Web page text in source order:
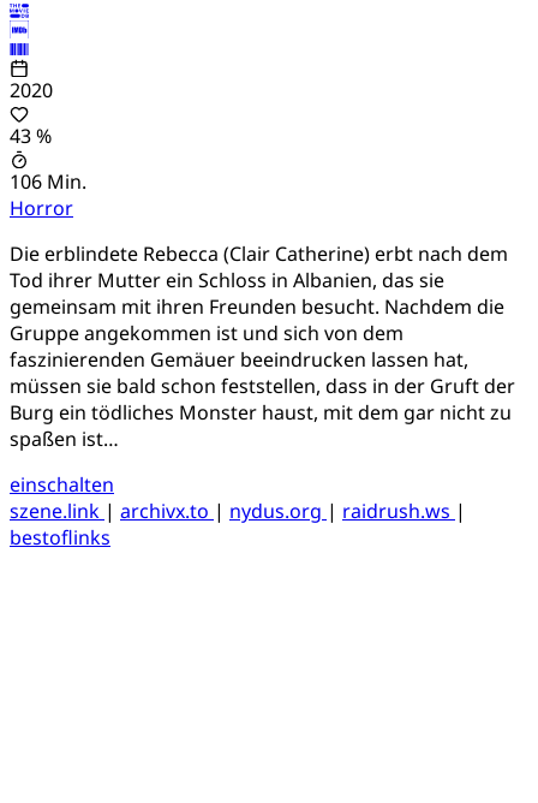
2020
43 %
106 Min.
Horror
Die erblindete Rebecca (Clair Catherine) erbt nach dem
Tod ihrer Mutter ein Schloss in Albanien, das sie
gemeinsam mit ihren Freunden besucht. Nachdem die
Gruppe angekommen ist und sich von dem
faszinierenden Gemäuer beeindrucken lassen hat,
müssen sie bald schon feststellen, dass in der Gruft der
Burg ein tödliches Monster haust, mit dem gar nicht zu
spaßen ist…
einschalten
szene.link | archivx.to | nydus.org | raidrush.ws |
bestoflinks